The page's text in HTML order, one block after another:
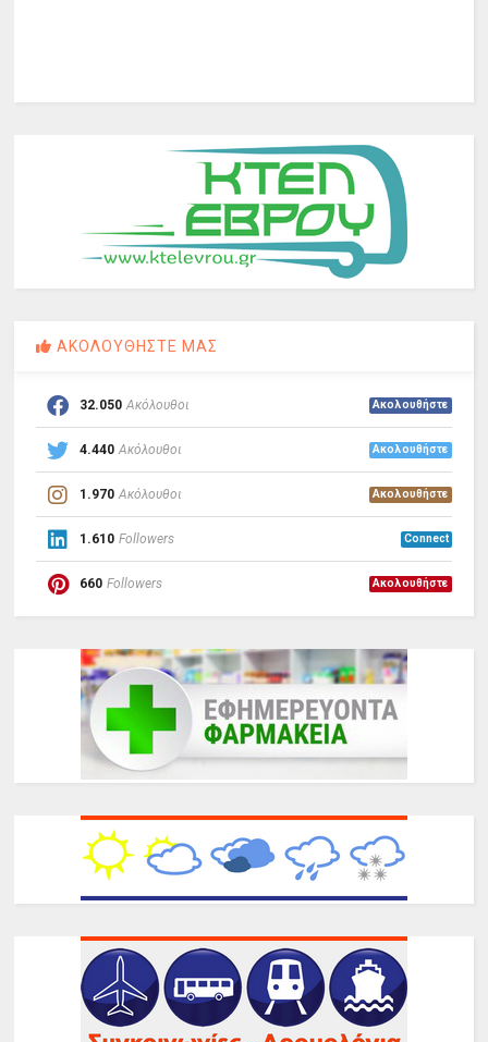
ΑΚΟΛΟΥΘΗΣΤΕ ΜΑΣ
32.050 Ακόλουθοι Ακολουθήστε
4.440 Ακόλουθοι Ακολουθήστε
1.970 Ακόλουθοι Ακολουθήστε
1.610 Followers Connect
660 Followers Ακολουθήστε